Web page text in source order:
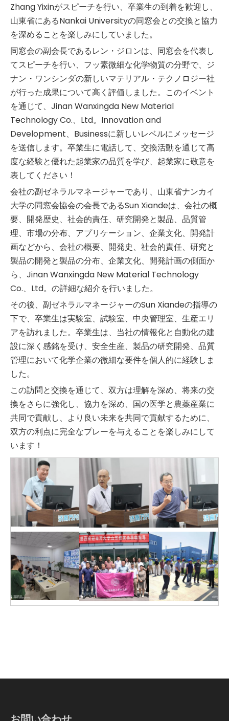
Zhang Yixinがスピーチを行い、卒業生の到着を歓迎し、
山東省にあるNankai Universityの同窓会との交換と協力
を深めることを楽しみにしていました。
同窓会の副会長であるレン・ジロンは、同窓会を代表し
てスピーチを行い、フッ素微細な化学物質の分野で、ジ
ナン・ワンシンダの新しいマテリアル・テクノロジー社
が行った成果について高く評価しました。このイベント
を通じて、Jinan Wanxingda New Material
Technology Co.、Ltd。Innovation and
Development、Businessに新しいレベルにメッセージ
を送信します。卒業生に電話して、交換活動を通じて高
度な経験と優れた起業家の品質を学び、起業家に敬意を
表してください！
会社の副ゼネラルマネージャーであり、山東省ナンカイ
大学の同窓会協会の会長であるSun Xiandeは、会社の概
要、開発歴史、社会的責任、研究開発と製品、品質管
理、市場の分布、アプリケーション、企業文化、開発計
画などから、会社の概要、開発史、社会的責任、研究と
製品の開発と製品の分布、企業文化、開発計画の側面か
ら、Jinan Wanxingda New Material Technology
Co.、Ltd。の詳細な紹介を行いました。
その後、副ゼネラルマネージャーのSun Xiandeの指導の
下で、卒業生は実験室、試験室、中央管理室、生産エリ
アを訪れました。卒業生は、当社の情報化と自動化の建
設に深く感銘を受け、安全生産、製品の研究開発、品質
管理において化学企業の微細な要件を個人的に経験しま
した。
この訪問と交換を通じて、双方は理解を深め、将来の交
換をさらに強化し、協力を深め、国の医学と農薬産業に
共同で貢献し、より良い未来を共同で貢献するために、
双方の利点に完全なプレーを与えることを楽しみにして
います！